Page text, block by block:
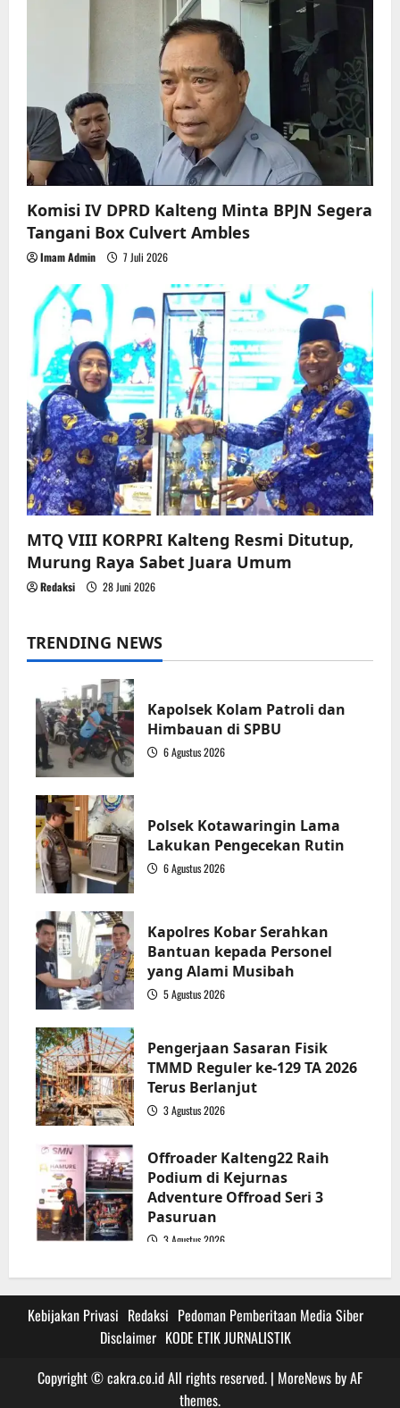
Komisi IV DPRD Kalteng Minta BPJN Segera
Tangani Box Culvert Ambles
Imam Admin 7 Juli 2026
MTQ VIII KORPRI Kalteng Resmi Ditutup,
Murung Raya Sabet Juara Umum
Redaksi 28 Juni 2026
TRENDING NEWS
Kapolsek Kolam Patroli dan
Himbauan di SPBU
6 Agustus 2026
Polsek Kotawaringin Lama
Lakukan Pengecekan Rutin
6 Agustus 2026
Kapolres Kobar Serahkan
Bantuan kepada Personel
yang Alami Musibah
5 Agustus 2026
Pengerjaan Sasaran Fisik
TMMD Reguler ke-129 TA 2026
Terus Berlanjut
3 Agustus 2026
Offroader Kalteng22 Raih
Podium di Kejurnas
Adventure Offroad Seri 3
Pasuruan
3 Agustus 2026
Kebijakan Privasi Redaksi Pedoman Pemberitaan Media Siber
Disclaimer KODE ETIK JURNALISTIK
Copyright © cakra.co.id All rights reserved. | MoreNewsby AF
themes.